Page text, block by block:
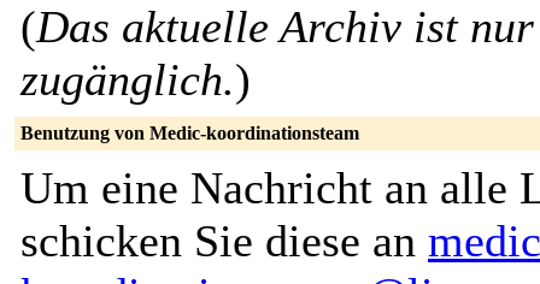
(Das aktuelle Archiv ist
zugänglich.)
Benutzung von Medic-koordinationsteam
Um eine Nachricht an alle
schicken Sie diese an